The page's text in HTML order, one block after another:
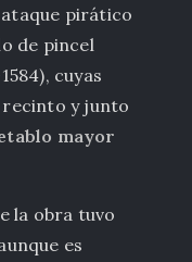
pirático
de pincel
cuyas
recinto y junto
mayor
la obra tuvo
es